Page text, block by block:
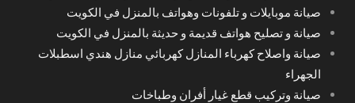
صيانة موبايلات و تلفونات وهواتف بالمنزل في الكويت
صيانة و تصليح هواتف قديمة و حديثة بالمنزل في الكويت
صيانة واصلاح كهرباء المنازل كهربائي منازل هندي اسطبلات
الجهراء
صيانة وتركيب قطع غيار أفران وطباخات